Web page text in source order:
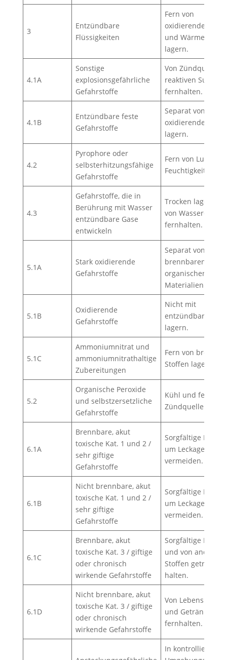
3
Entzündbare
Flüssigkeiten
Fern von
oxidierenden
und
lagern.
4.1A
Sonstige
explosionsgefährliche
Gefahrstoffe
Von Zündquellen
reaktiven
fernhalten.
4.1B
Entzündbare feste
Gefahrstoffe
Separat von
oxidierenden
lagern.
4.2
Pyrophore oder
selbsterhitzungsfähige
Gefahrstoffe
Fern von Luft und
Feuchtigkeit
4.3
Gefahrstoffe, die in
Berührung mit Wasser
entzündbare Gase
entwickeln
Trocken lagern
von
fernhalten.
5.1A
Stark oxidierende
Gefahrstoffe
Separat von
brennbaren oder
organischen
Materialien
5.1B
Oxidierende
Gefahrstoffe
Nicht mit
entzündbaren
lagern.
5.1C
Ammoniumnitrat und
ammoniumnitrathaltige
Zubereitungen
Fern von
Stoffen lagern.
5.2
Organische Peroxide
und selbstzersetzliche
Gefahrstoffe
Kühl und fern von
Zündquellen
6.1A
Brennbare, akut
toxische Kat. 1 und 2 /
sehr giftige
Gefahrstoffe
Sorgfältige
um Leckagen zu
vermeiden.
6.1B
Nicht brennbare, akut
toxische Kat. 1 und 2 /
sehr giftige
Gefahrstoffe
Sorgfältige
um Leckagen zu
vermeiden.
6.1C
Brennbare, akut
toxische Kat. 3 / giftige
oder chronisch
wirkende Gefahrstoffe
Sorgfältige
und von anderen
Stoffen getrennt
halten.
6.1D
Nicht brennbare, akut
toxische Kat. 3 / giftige
oder chronisch
wirkende Gefahrstoffe
Von
und Getränken
fernhalten.
In kontrollierten